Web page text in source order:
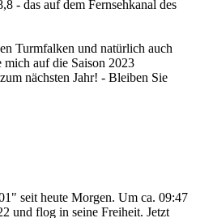
- das auf dem Fernsehkanal des
Turmfalken und natürlich auch
mich auf die Saison 2023
nächsten Jahr! - Bleiben Sie
seit heute Morgen. Um ca. 09:47
und flog in seine Freiheit. Jetzt